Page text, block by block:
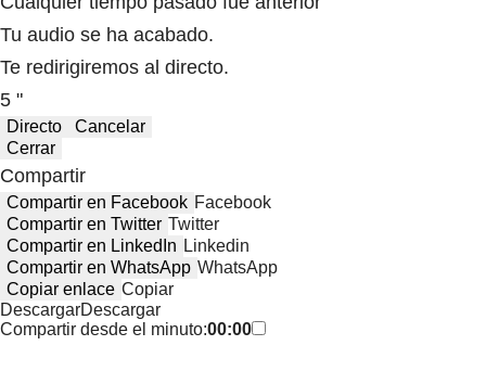
Tu audio se ha acabado.
Te redirigiremos al directo.
5 "
Directo
Cancelar
Cerrar
Compartir
Compartir en Facebook Facebook
Compartir en Twitter Twitter
Compartir en LinkedIn Linkedin
Compartir en WhatsApp WhatsApp
Copiar enlace Copiar
DescargarDescargar
Compartir desde el minuto:00:00